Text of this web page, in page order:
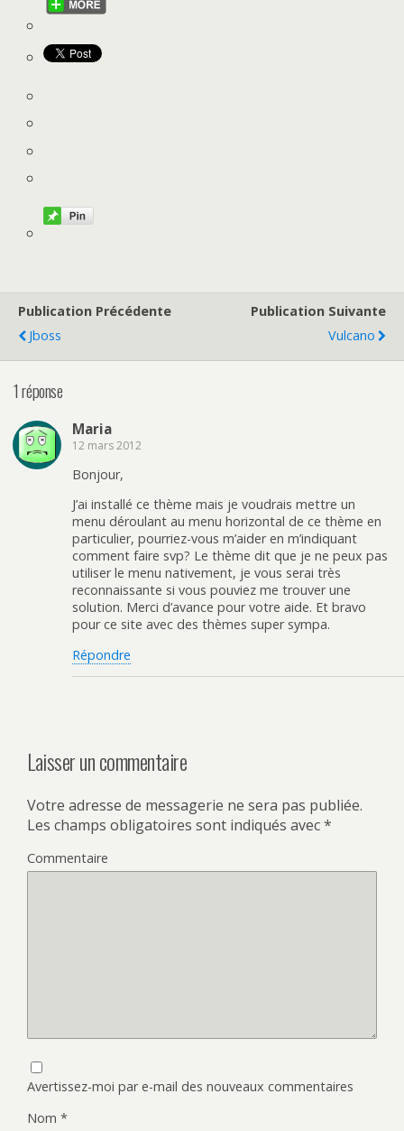
Publication Précédente
Jboss
Publication Suivante
Vulcano
1 réponse
Maria
12 mars 2012
Bonjour,
J’ai installé ce thème mais je voudrais mettre un
menu déroulant au menu horizontal de ce thème en
particulier, pourriez-vous m’aider en m’indiquant
comment faire svp? Le thème dit que je ne peux pas
utiliser le menu nativement, je vous serai très
reconnaissante si vous pouviez me trouver une
solution. Merci d’avance pour votre aide. Et bravo
pour ce site avec des thèmes super sympa.
Répondre
Laisser un commentaire
Votre adresse de messagerie ne sera pas publiée.
Les champs obligatoires sont indiqués avec*
Commentaire
Avertissez-moi par e-mail des nouveaux commentaires
Nom *